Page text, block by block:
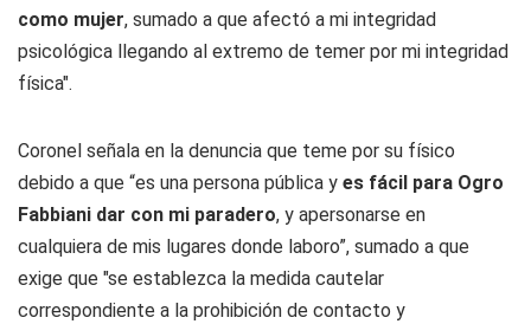
como mujer, sumado a que afectó a mi integridad
psicológica llegando al extremo de temer por mi integridad
física".
Coronel señala en la denuncia que teme por su físico
debido a que “es una persona pública y es fácil para Ogro
Fabbiani dar con mi paradero, y apersonarse en
cualquiera de mis lugares donde laboro”, sumado a que
exige que "se establezca la medida cautelar
correspondiente a la prohibición de contacto y